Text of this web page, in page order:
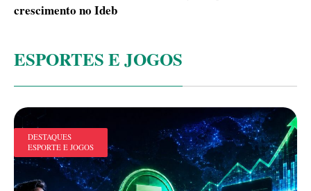
crescimento no Ideb
ESPORTES E JOGOS
DESTAQUES
ESPORTE E JOGOS